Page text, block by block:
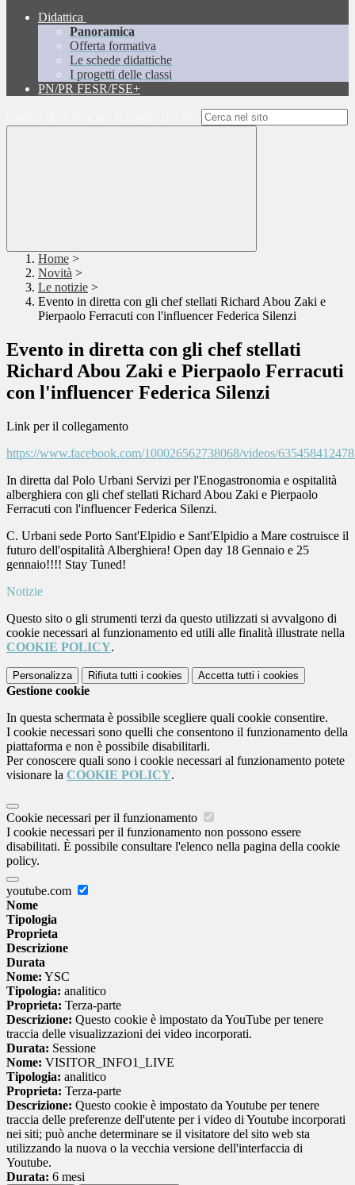
Didattica
Panoramica
Offerta formativa
Le schede didattiche
I progetti delle classi
PN/PR FESR/FSE+
Home >
Novità >
Le notizie >
Evento in diretta con gli chef stellati Richard Abou Zaki e
Pierpaolo Ferracuti con l'influencer Federica Silenzi
Evento in diretta con gli chef stellati
Richard Abou Zaki e Pierpaolo Ferracuti
con l'influencer Federica Silenzi
Link per il collegamento
https://www.facebook.com/100026562738068/videos/
In diretta dal Polo Urbani Servizi per l'Enogastronomia e ospitalità
alberghiera con gli chef stellati Richard Abou Zaki e Pierpaolo
Ferracuti con l'influencer Federica Silenzi.
C. Urbani sede Porto Sant'Elpidio e Sant'Elpidio a Mare costruisce il
futuro dell'ospitalità Alberghiera! Open day 18 Gennaio e 25
gennaio!!!! Stay Tuned!
Notizie
Questo sito o gli strumenti terzi da questo utilizzati si avvalgono di
cookie necessari al funzionamento ed utili alle finalità illustrate nella
COOKIE POLICY.
Personalizza Rifiuta tutti i cookies Accetta tutti i cookies
Gestione cookie
In questa schermata è possibile scegliere quali cookie consentire.
I cookie necessari sono quelli che consentono il funzionamento della
piattaforma e non è possibile disabilitarli.
Per conoscere quali sono i cookie necessari al funzionamento potete
visionare la COOKIE POLICY.
Cookie necessari per il funzionamento
I cookie necessari per il funzionamento non possono essere
disabilitati. È possibile consultare l'elenco nella pagina della cookie
policy.
youtube.com
Nome
Tipologia
Proprieta
Descrizione
Durata
Nome: YSC
Tipologia: analitico
Proprieta: Terza-parte
Descrizione: Questo cookie è impostato da YouTube per tenere
traccia delle visualizzazioni dei video incorporati.
Durata: Sessione
Nome: VISITOR_INFO1_LIVE
Tipologia: analitico
Proprieta: Terza-parte
Descrizione: Questo cookie è impostato da Youtube per tenere
traccia delle preferenze dell'utente per i video di Youtube incorporati
nei siti; può anche determinare se il visitatore del sito web sta
utilizzando la nuova o la vecchia versione dell'interfaccia di
Youtube.
Durata: 6 mesi